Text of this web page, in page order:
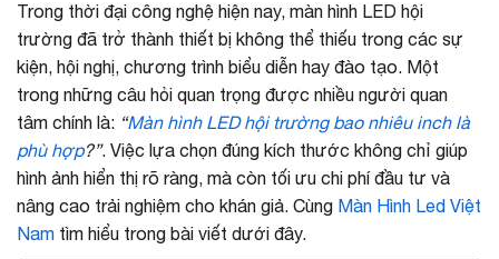
Trong thời đại công nghệ hiện nay, màn hình LED hội
trường đã trở thành thiết bị không thể thiếu trong các sự
kiện, hội nghị, chương trình biểu diễn hay đào tạo. Một
trong những câu hỏi quan trọng được nhiều người quan
tâm chính là: “Màn hình LED hội trường bao nhiêu inch là
phù hợp?”. Việc lựa chọn đúng kích thước không chỉ giúp
hình ảnh hiển thị rõ ràng, mà còn tối ưu chi phí đầu tư và
nâng cao trải nghiệm cho khán giả. Cùng Màn Hình Led Việt
Nam tìm hiểu trong bài viết dưới đây.